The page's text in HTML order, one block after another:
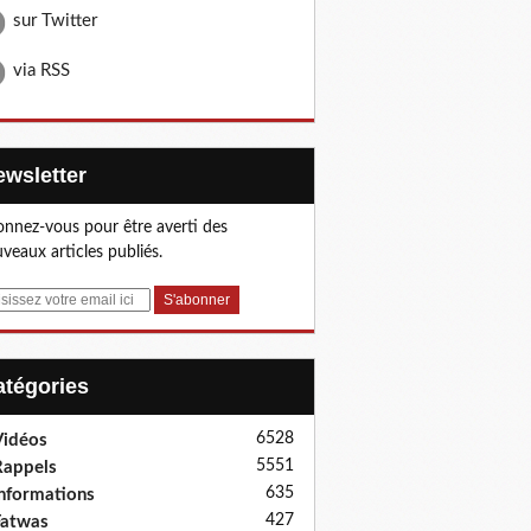
sur Twitter
via RSS
vous pour être averti des
articles publiés.
6528
5551
635
427